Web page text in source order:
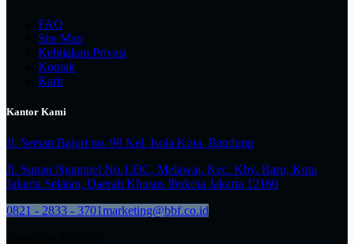
FAQ
Site Map
Kebijakan Privasi
Kontak
Karir
Kantor Kami
Jl. Sersan Bajuri no. 98 Kel. Isola Kota. Bandung
Jl. Sunan Ngampel No.133C, Melawai, Kec. Kby. Baru, Kota
Jakarta Selatan, Daerah Khusus Ibukota Jakarta 12160
0821 - 2833 - 3701marketing@bbf.co.id